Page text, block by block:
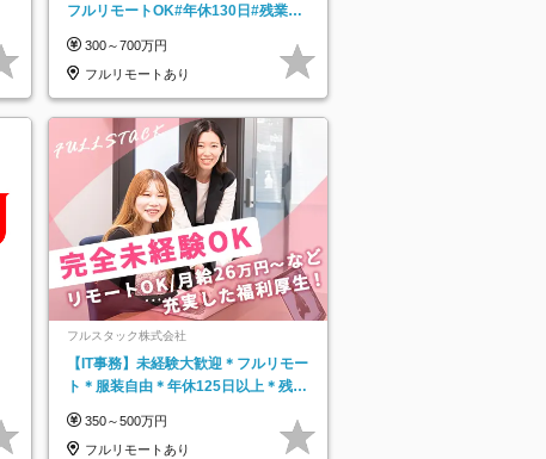
フルリモートOK#年休130日#残業月
300～700万円
フルリモートあり
フルスタック株式会社
【IT事務】未経験大歓迎＊フルリモー
ト＊服装自由＊年休125日以上＊残業
350～500万円
フルリモートあり